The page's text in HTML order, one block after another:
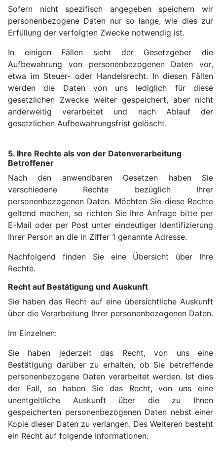
Sofern nicht spezifisch angegeben speichern wir
personenbezogene Daten nur so lange, wie dies zur
Erfüllung der verfolgten Zwecke notwendig ist.
In einigen Fällen sieht der Gesetzgeber die
Aufbewahrung von personenbezogenen Daten vor,
etwa im Steuer- oder Handelsrecht. In diesen Fällen
werden die Daten von uns lediglich für diese
gesetzlichen Zwecke weiter gespeichert, aber nicht
anderweitig verarbeitet und nach Ablauf der
gesetzlichen Aufbewahrungsfrist gelöscht.
5. Ihre Rechte als von der Datenverarbeitung
Betroffener
Nach den anwendbaren Gesetzen haben Sie
verschiedene Rechte bezüglich Ihrer
personenbezogenen Daten. Möchten Sie diese Rechte
geltend machen, so richten Sie Ihre Anfrage bitte per
E-Mail oder per Post unter eindeutiger Identifizierung
Ihrer Person an die in Ziffer 1 genannte Adresse.
Nachfolgend finden Sie eine Übersicht über Ihre
Rechte.
Recht auf Bestätigung und Auskunft
Sie haben das Recht auf eine übersichtliche Auskunft
über die Verarbeitung Ihrer personenbezogenen Daten.
Im Einzelnen:
Sie haben jederzeit das Recht, von uns eine
Bestätigung darüber zu erhalten, ob Sie betreffende
personenbezogene Daten verarbeitet werden. Ist dies
der Fall, so haben Sie das Recht, von uns eine
unentgeltliche Auskunft über die zu Ihnen
gespeicherten personenbezogenen Daten nebst einer
Kopie dieser Daten zu verlangen. Des Weiteren besteht
ein Recht auf folgende Informationen: